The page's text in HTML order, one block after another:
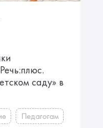
саду» в
Педагогам